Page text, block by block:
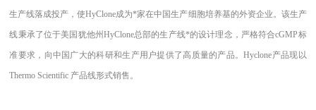
生产线落成投产，使HyClone成为*家在中国生产细胞培养基的外资企业。该生产
线秉承了位于美国犹他州HyClone总部的生产线*的设计理念，严格符合cGMP标
准要求，向中国广大的科研和生产用户提供了高质量的产品。Hyclone产品现以
Thermo Scientific 产品线形式销售。